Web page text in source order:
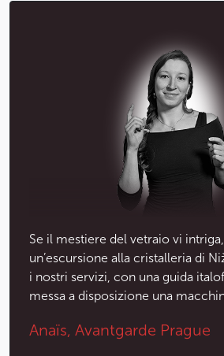
Se il mestiere del vetraio vi
un’escursione alla cristalleria di
i nostri servizi, con una guida
messa a disposizione una
Anaïs, Avantgarde Prague